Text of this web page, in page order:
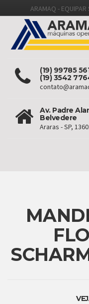
ARAMAQ -
(19) 99785
(19) 3542
Av. Padre
Belvedere
Araras - SP,